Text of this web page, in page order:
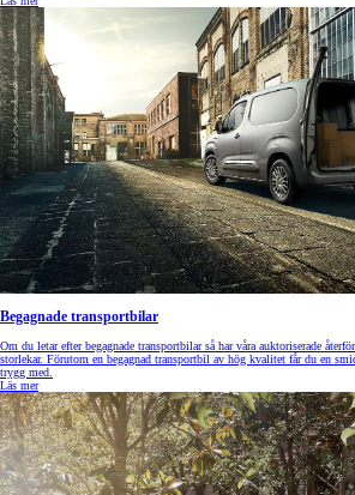
Begagnade transportbilar
Om du letar efter begagnade transportbilar så har våra auktoriserade
storlekar. Förutom en begagnad transportbil av hög kvalitet får du en
trygg med.
Läs mer